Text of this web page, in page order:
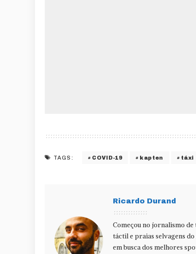
TAGS: COVID-19 kapten táxi
Ricardo Durand
Começou no jornalismo
táctil e praias selvagens
em busca dos melhores